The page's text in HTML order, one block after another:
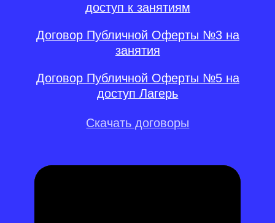
Договор Публичной Оферты №5 на
доступ Лагерь
Скачать договоры